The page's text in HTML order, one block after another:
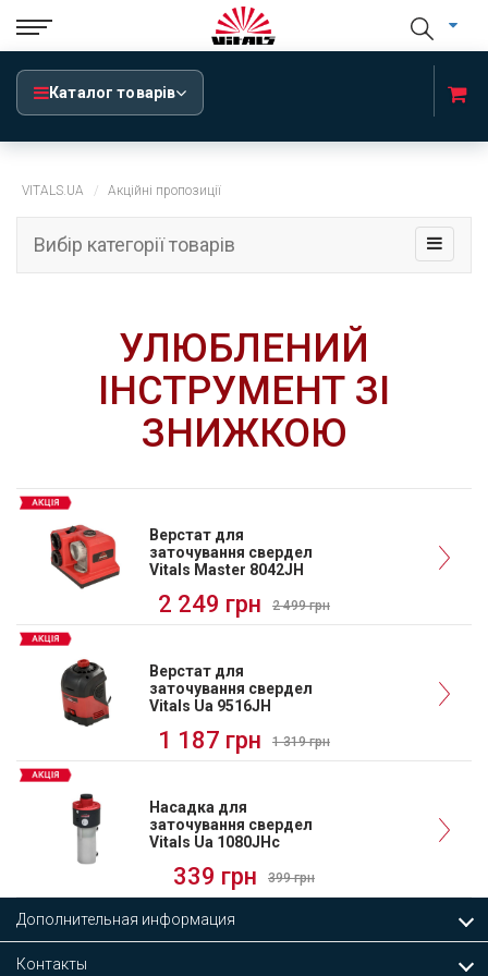
Каталог товарів
VITALS.UA Акційні пропозиції
Вибір категорії товарів
УЛЮБЛЕНИЙ
ІНСТРУМЕНТ ЗІ
ЗНИЖКОЮ
Верстат для
заточування свердел
Vitals Master 8042JH
2 249 грн 2 499 грн
Верстат для
заточування свердел
Vitals Ua 9516JH
1 187 грн 1 319 грн
Насадка для
заточування свердел
Vitals Ua 1080JHc
339 грн 399 грн
Дополнительная информация
Контакты